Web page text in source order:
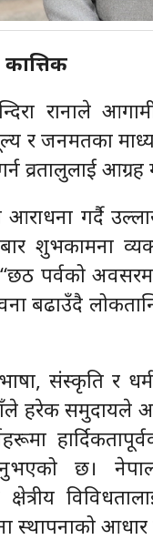
रानाले
र जनमतका
व्रतालुलाई
आराधना गर्दै
शुभकामना
पर्वको
बढाउँदै
संस्कृति र
हरेक समुदायले
छ।
क्षेत्रीय
स्थापनाको